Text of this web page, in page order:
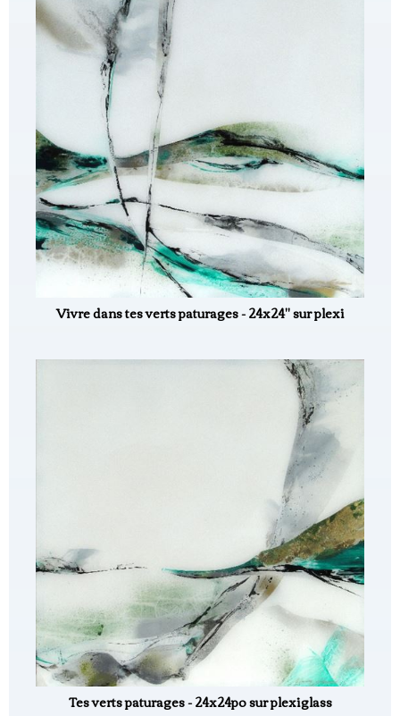
Vivre dans tes verts paturages - 24x24" sur plexi
Tes verts paturages - 24x24po sur plexiglass